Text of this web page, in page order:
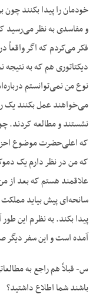
خودمان را پیدا بکنند
و مفاسدی به نظر می‌رسید
فکر می‌کردم که اگر واقعاً
دیکتاتوری هم که به
نوع من نمی‌توانستم
می‌خواهند عمل بکنند یک
نشستند و مطالعه کردند.
که اعلی‌حضرت موضوع
که من در نظر دارم یک
علاقمند هستم که بعد از
سانحه‌ای پیش بیاید
پیدا بکند. به نظرم این
آمده است و این سفر
س- قبلاً هم راجع به
باشند شما اطلاع داشتید؟